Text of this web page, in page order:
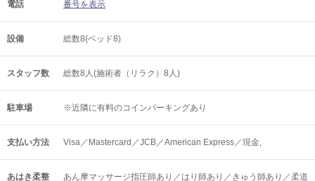
電話 番号を表示
設備 総数8(ベッド8)
スタッフ数 総数8人(施術者（リラク）8人)
駐車場 ※近隣に有料のコインパーキングあり
支払い方法 Visa／Mastercard／JCB／American Express／現金,
あはき柔整
あん摩マッサージ指圧師あり／はり師あり／きゅう師あり／柔道